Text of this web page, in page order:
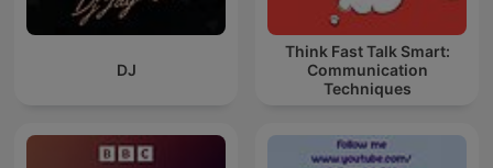
DJ
Think Fast Talk Smart:
Communication
Techniques